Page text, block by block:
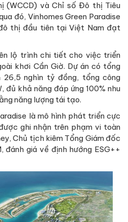
(WCCD) và Chỉ số Đô thị Tiêu
đó, Vinhomes Green Paradise
thị đầu tiên tại Việt Nam đạt
lộ trình chi tiết cho việc triển
khơi Cần Giờ. Dự án có tổng
nghìn tỷ đồng, tổng công
đủ khả năng đáp ứng 100% nhu
năng lượng tái tạo.
là mô hình phát triển cực
ghi nhận trên phạm vi toàn
Chủ tịch kiêm Tổng Giám đốc
đánh giá về định hướng ESG++